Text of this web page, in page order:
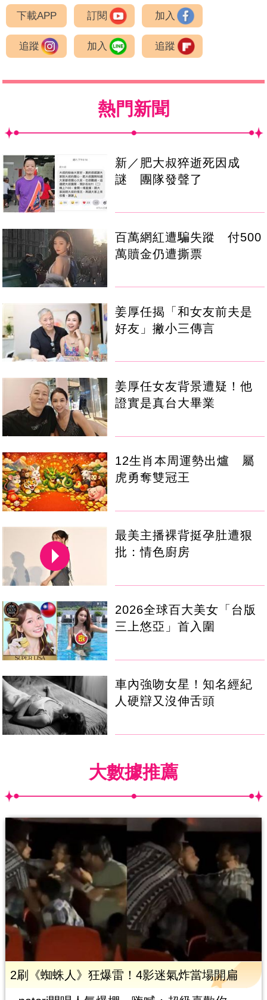
下載APP 訂閱 加入
追蹤 加入 追蹤
熱門新聞
新／肥大叔猝逝死因成
謎 團隊發聲了
百萬網紅遭騙失蹤 付500
萬贖金仍遭撕票
姜厚任揭「和女友前夫是
好友」撇小三傳言
姜厚任女友背景遭疑！他
證實是真台大畢業
12生肖本周運勢出爐 屬
虎勇奪雙冠王
最美主播裸背挺孕肚遭狠
批：情色廚房
2026全球百大美女「台版
三上悠亞」首入圍
車內強吻女星！知名經紀
人硬辯又沒伸舌頭
大數據推薦
2刷《蜘蛛人》狂爆雷！4影迷氣炸當場開扁